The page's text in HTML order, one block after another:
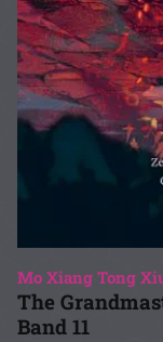
Mo Xiang Tong
The
Band 11